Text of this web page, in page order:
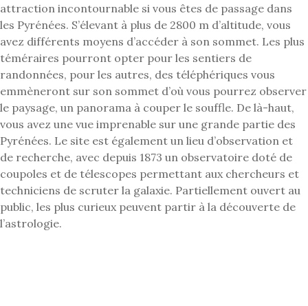
attraction incontournable si vous êtes de passage dans
les Pyrénées. S’élevant à plus de 2800 m d’altitude, vous
avez différents moyens d’accéder à son sommet. Les plus
téméraires pourront opter pour les sentiers de
randonnées, pour les autres, des téléphériques vous
emmèneront sur son sommet d’où vous pourrez observer
le paysage, un panorama à couper le souffle. De là-haut,
vous avez une vue imprenable sur une grande partie des
Pyrénées. Le site est également un lieu d’observation et
de recherche, avec depuis 1873 un observatoire doté de
coupoles et de télescopes permettant aux chercheurs et
techniciens de scruter la galaxie. Partiellement ouvert au
public, les plus curieux peuvent partir à la découverte de
l’astrologie.